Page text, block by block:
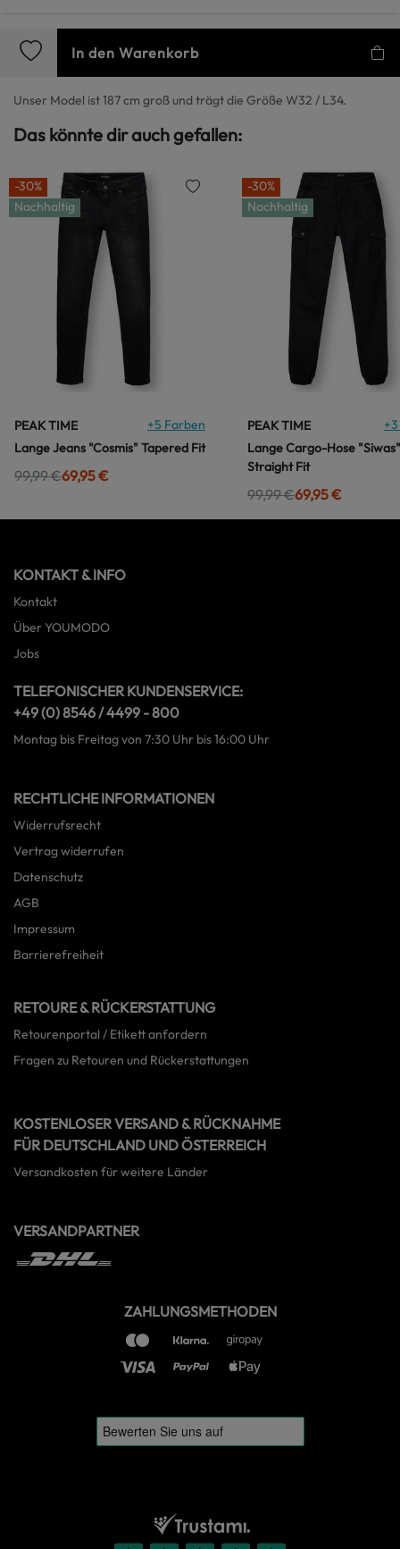
In den Warenkorb
Unser Model ist 187 cm groß und trägt die Größe W32 / L34.
Das könnte dir auch gefallen:
-30%
Nachhaltig
PEAK TIME +5 Farben
Lange Jeans "Cosmis" Tapered Fit
99,99 €69,95 €
-30%
Nachhaltig
PEAK TIME +3
Lange Cargo-Hose "Siwas"
Straight Fit
99,99 €69,95 €
KONTAKT & INFO
Kontakt
Über YOUMODO
Jobs
TELEFONISCHER KUNDENSERVICE:
+49 (0) 8546 / 4499 - 800
Montag bis Freitag von 7:30 Uhr bis 16:00 Uhr
RECHTLICHE INFORMATIONEN
Widerrufsrecht
Vertrag widerrufen
Datenschutz
AGB
Impressum
Barrierefreiheit
RETOURE & RÜCKERSTATTUNG
Retourenportal / Etikett anfordern
Fragen zu Retouren und Rückerstattungen
KOSTENLOSER VERSAND & RÜCKNAHME
FÜR DEUTSCHLAND UND ÖSTERREICH
Versandkosten für weitere Länder
VERSANDPARTNER
ZAHLUNGSMETHODEN